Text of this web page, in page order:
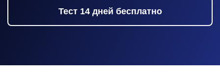
Тест 14 дней бесплатно